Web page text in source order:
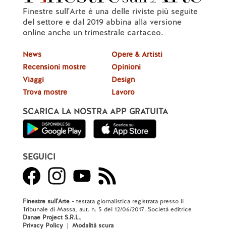
Finestre sull'Arte è una delle riviste più seguite
del settore e dal 2019 abbina alla versione
online anche un trimestrale cartaceo.
News
Recensioni mostre
Viaggi
Trova mostre
Opere & Artisti
Opinioni
Design
Lavoro
SCARICA LA NOSTRA APP GRATUITA
SEGUICI
Finestre sull'Arte- testata giornalistica registrata presso il
Tribunale di Massa, aut. n. 5 del 12/06/2017. Società editrice
Danae Project S.R.L..
Privacy Policy| Modalità scura